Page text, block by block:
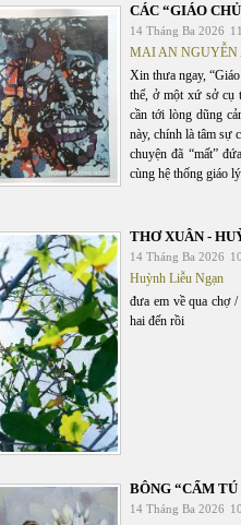
CÁC “GIÁO
14 Tháng Ba 2026
MAI AN
Xin thưa ngay,
thể, ở một xứ sở cụ
cần tới lòng dũng
này, chính là tâm sự
chuyện đã “mất”
cùng hệ thống giáo
THƠ XUÂN -
14 Tháng Ba 2026
Huỳnh Liễu Ngạn
đưa em về qua chợ
hai đến rồi
BÔNG “CẨM
14 Tháng Ba 2026